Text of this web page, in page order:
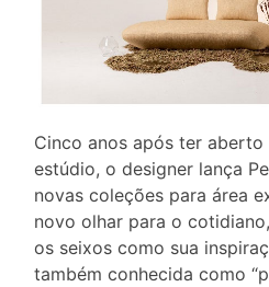
Cinco anos após ter
estúdio, o designer lança
novas coleções para área
novo olhar para o
os seixos como sua
também conhecida como